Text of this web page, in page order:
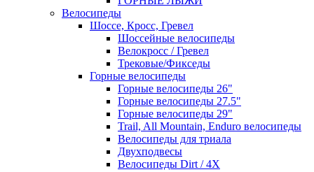
Велосипеды
Шоссе, Кросс, Гревел
Шоссейные велосипеды
Велокросс / Гревел
Трековые/Фикседы
Горные велосипеды
Горные велосипеды 26"
Горные велосипеды 27.5"
Горные велосипеды 29"
Trail, All Mountain, Enduro велосипеды
Велосипеды для триала
Двухподвесы
Велосипеды Dirt / 4X